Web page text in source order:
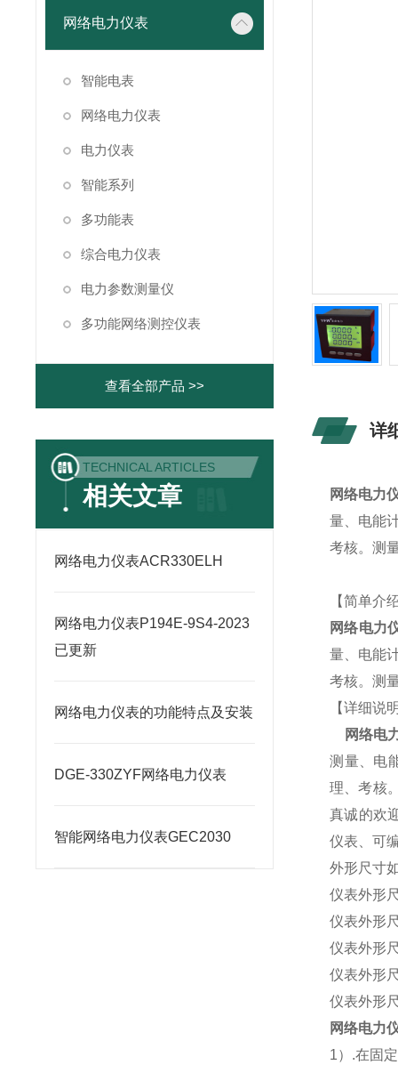
网络电力仪表
智能电表
网络电力仪表
电力仪表
智能系列
多功能表
综合电力仪表
电力参数测量仪
多功能网络测控仪表
查看全部产品 >>
TECHNICAL ARTICLES
相关文章
网络电力仪表ACR330ELH
网络电力仪表P194E-9S4-2023
已更新
网络电力仪表的功能特点及安装
DGE-330ZYF网络电力仪表
智能网络电力仪表GEC2030
详
网络电力
量、电能
考核。测
【简单介
网络电力
量、电能
考核。测
【详细说
网络电
测量、电
理、考核
真诚的欢
仪表、可
外形尺寸
仪表外形
仪表外形
仪表外形
仪表外形
仪表外形
网络电力
1）.在固